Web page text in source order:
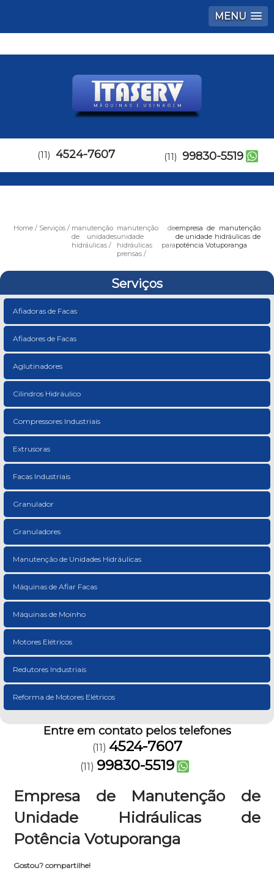
MENU
(11) 4524-7607 (11) 99830-5519
Home Serviços
manutenção
de unidades
hidráulicas
manutenção de
unidade
hidráulicas para
prensas
empresa de manutenção
de unidade hidráulicas de
potência Votuporanga
Serviços
Afiadoras de Facas
Afiadores de Facas
Aglutinadores
Cilindros Hidráulico
Compressores Industriais
Extrusoras
Facas Industriais
Granulador
Granuladores
Manutenção de Unidades Hidráulicas
Máquinas de Afiar Facas
Máquinas de Moinho
Motores Elétricos
Redutores Industriais
Reforma de Motores Elétricos
Entre em contato pelos telefones
(11) 4524-7607
(11) 99830-5519
Empresa de Manutenção de
Unidade Hidráulicas de
Potência Votuporanga
Gostou? compartilhe!